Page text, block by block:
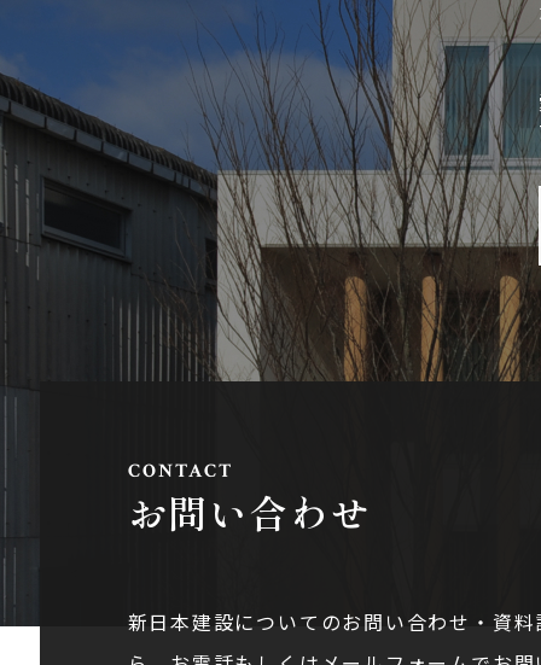
お問い合わせ
新日本建設についてのお問い合わせ・資